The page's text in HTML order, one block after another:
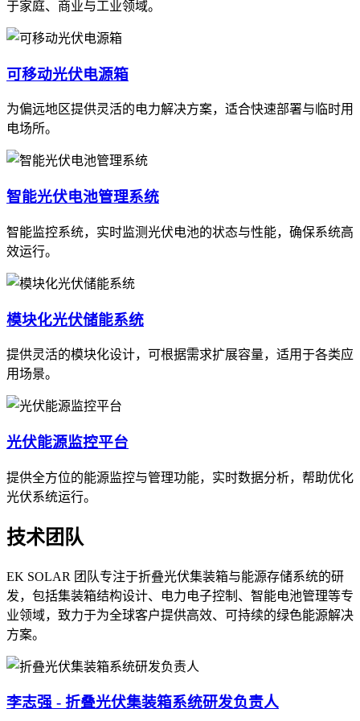
于家庭、商业与工业领域。
可移动光伏电源箱
为偏远地区提供灵活的电力解决方案，适合快速部署与临时用
电场所。
智能光伏电池管理系统
智能监控系统，实时监测光伏电池的状态与性能，确保系统高
效运行。
模块化光伏储能系统
提供灵活的模块化设计，可根据需求扩展容量，适用于各类应
用场景。
光伏能源监控平台
提供全方位的能源监控与管理功能，实时数据分析，帮助优化
光伏系统运行。
技术团队
EK SOLAR 团队专注于折叠光伏集装箱与能源存储系统的研
发，包括集装箱结构设计、电力电子控制、智能电池管理等专
业领域，致力于为全球客户提供高效、可持续的绿色能源解决
方案。
李志强 - 折叠光伏集装箱系统研发负责人